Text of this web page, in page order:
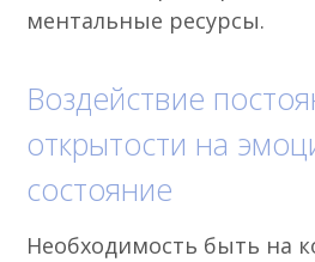
ментальные ресурсы.
Воздействие
открытости на
состояние
Необходимость быть на